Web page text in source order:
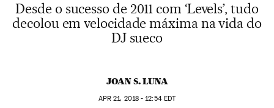
Desde o sucesso de 2011 com ‘Levels’, tudo
decolou em velocidade máxima na vida do
DJ sueco
JOAN S. LUNA
APR 21, 2018 - 12:54EDT